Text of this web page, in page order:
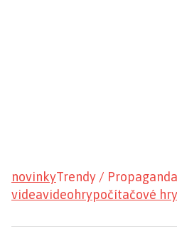
novinkyTrendy / Propaganda
videavideohrypočítačové hry